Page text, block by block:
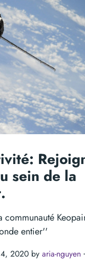
sein de la
entier''
2020 by aria-nguyen